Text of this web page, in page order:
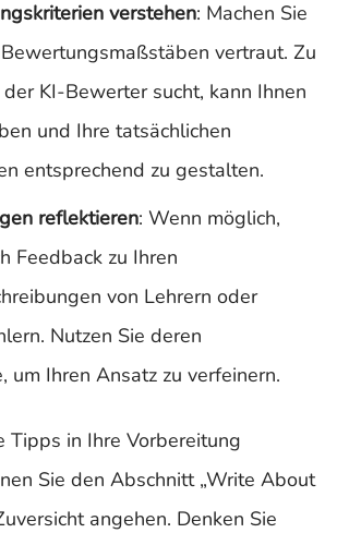
verstehen: Machen Sie
vertraut. Zu
KI-Bewerter sucht, kann Ihnen
und Ihre tatsächlichen
entsprechend zu gestalten.
reflektieren: Wenn möglich,
Feedback zu Ihren
von Lehrern oder
Nutzen Sie deren
um Ihren Ansatz zu verfeinern.
Tipps in Ihre Vorbereitung
Sie den Abschnitt „Write About
angehen. Denken Sie